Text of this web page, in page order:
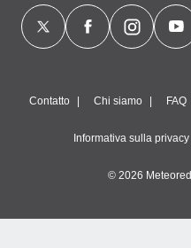
Contatto Chi siamo FAQ
Informativa sulla privacy
© 2026